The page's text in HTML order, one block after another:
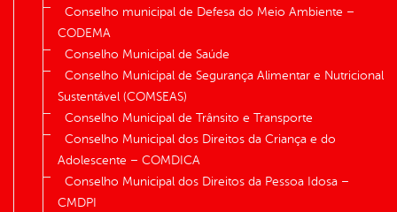
Conselho municipal de Defesa do Meio Ambiente –
CODEMA
Conselho Municipal de Saúde
Conselho Municipal de Segurança Alimentar e Nutricional
Sustentável (COMSEAS)
Conselho Municipal de Trânsito e Transporte
Conselho Municipal dos Direitos da Criança e do
Adolescente – COMDICA
Conselho Municipal dos Direitos da Pessoa Idosa –
CMDPI